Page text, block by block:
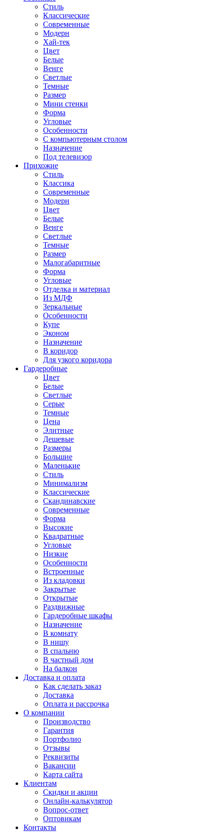
Стиль
Классические
Современные
Модерн
Хай-тек
Цвет
Белые
Венге
Светлые
Темные
Размер
Мини стенки
Форма
Угловые
Особенности
С компьютерным столом
Назначение
Под телевизор
Прихожие
Стиль
Классика
Современные
Модерн
Цвет
Белые
Венге
Светлые
Темные
Размер
Малогабаритные
Форма
Угловые
Отделка и материал
Из МДФ
Зеркальные
Особенности
Купе
Эконом
Назначение
В коридор
Для узкого коридора
Гардеробные
Цвет
Белые
Светлые
Серые
Темные
Цена
Элитные
Дешевые
Размеры
Большие
Маленькие
Стиль
Минимализм
Классические
Скандинавские
Современные
Форма
Высокие
Квадратные
Угловые
Низкие
Особенности
Встроенные
Из кладовки
Закрытые
Открытые
Раздвижные
Гардеробные шкафы
Назначение
В комнату
В нишу
В спальню
В частный дом
На балкон
Доставка и оплата
Как сделать заказ
Доставка
Оплата и рассрочка
О компании
Производство
Гарантия
Портфолио
Отзывы
Реквизиты
Вакансии
Карта сайта
Клиентам
Скидки и акции
Онлайн-калькулятор
Вопрос-ответ
Оптовикам
Контакты